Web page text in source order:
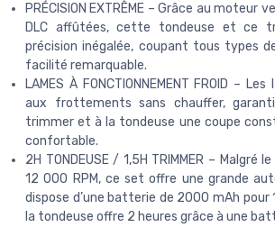
PRÉCISION EXTRÊME – Grâce au moteur
DLC affûtées, cette tondeuse et ce
précision inégalée, coupant tous types
facilité remarquable.
LAMES À FONCTIONNEMENT FROID –
aux frottements sans chauffer,
trimmer et à la tondeuse une coupe
confortable.
2H TONDEUSE / 1,5H TRIMMER – Malgré
12 000 RPM, ce set offre une grande
dispose d’une batterie de 2000 mAh pour
la tondeuse offre 2 heures grâce à une